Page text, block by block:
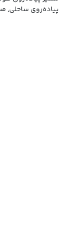
پیاده‌روی ساحلی,